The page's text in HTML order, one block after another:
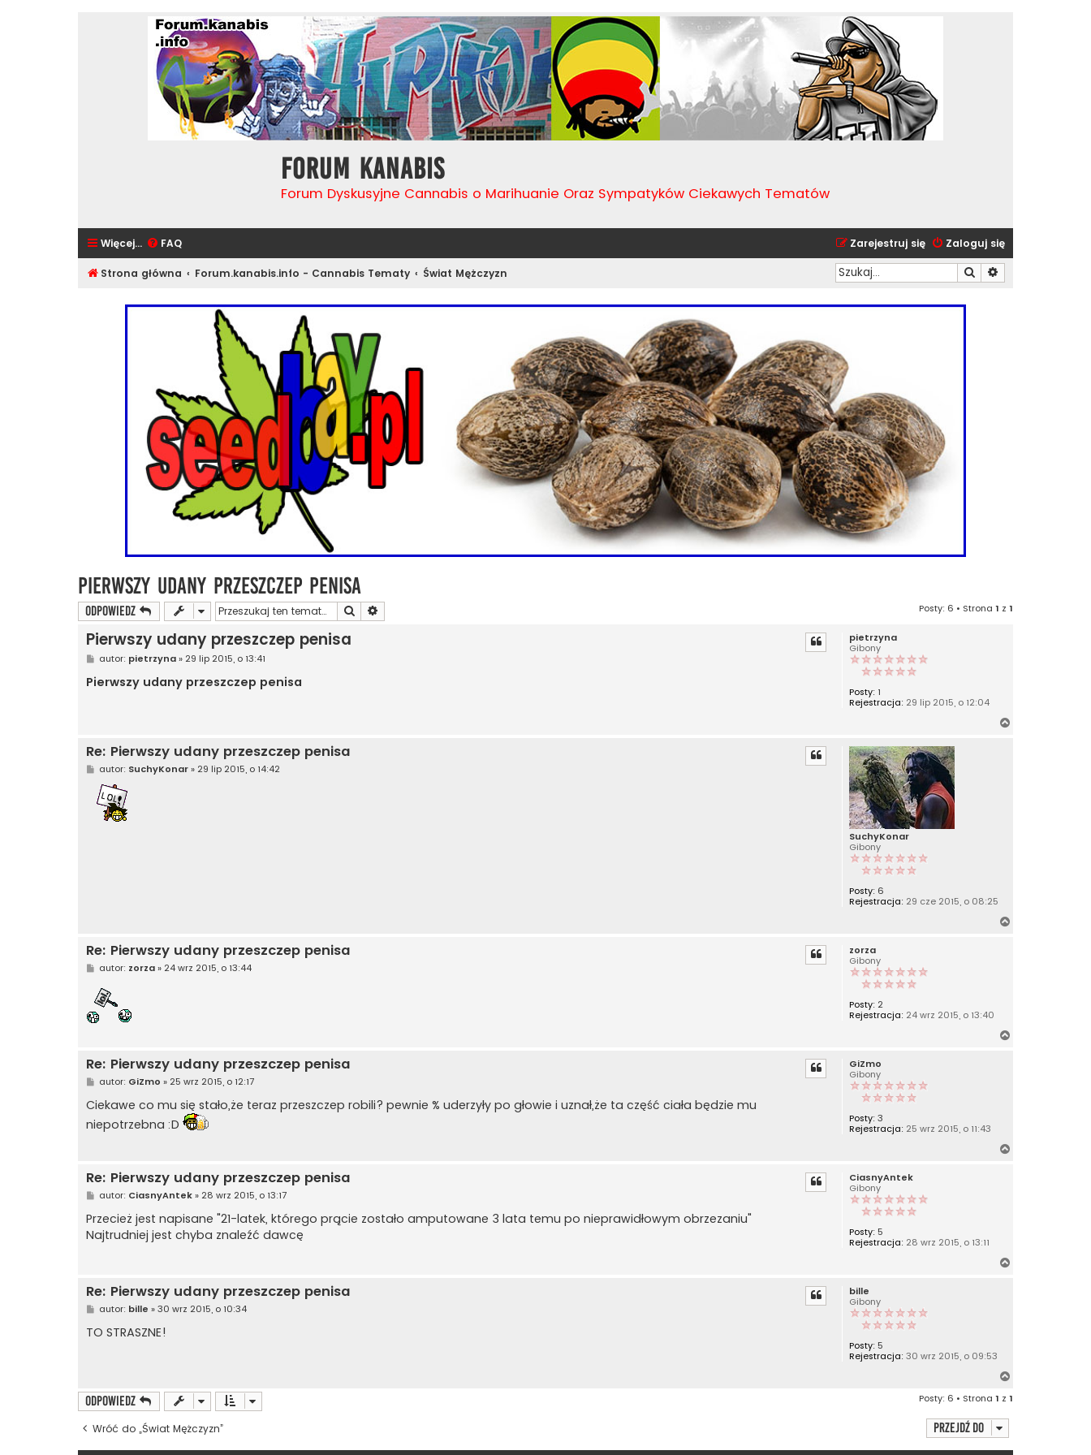
Forum Kanabis
Forum Dyskusyjne Cannabis o Marihuanie Oraz Sympatyków Ciekawych Tematów
Więcej… FAQ Zaloguj się
Zarejestruj się
Strona główna Forum.kanabis.info - Cannabis Tematy Świat Mężczyzn Szukaj
Pierwszy udany przeszczep penisa
ODPOWIEDZ Szukaj Posty: 6 • Strona 1 z 1
pietrzyna
Gibony
Posty: 1
Rejestracja: 29 lip 2015, o 12:04
Pierwszy udany przeszczep penisa
P
s
t
autor: pietrzyna» 29 lip 2015, o 13:41
Pierwszy udany przeszczep penisa
SuchyKonar
Gibony
Posty: 6
Rejestracja: 29 cze 2015, o 08:25
Re: Pierwszy udany przeszczep penisa
P
s
t
autor: SuchyKonar» 29 lip 2015, o 14:42
zorza
Gibony
Posty: 2
Rejestracja: 24 wrz 2015, o 13:40
Re: Pierwszy udany przeszczep penisa
P
s
t
autor: zorza» 24 wrz 2015, o 13:44
GiZmo
Gibony
Posty: 3
Rejestracja: 25 wrz 2015, o 11:43
Re: Pierwszy udany przeszczep penisa
P
s
t
autor: GiZmo » 25 wrz 2015, o 12:17
Ciekawe co mu się stało,że teraz przeszczep robili? pewnie % uderzyły po głowie i uznał,że ta część ciała będzie mu
niepotrzebna :D
CiasnyAntek
Gibony
Posty: 5
Rejestracja: 28 wrz 2015, o 13:11
Re: Pierwszy udany przeszczep penisa
P
s
t
autor: CiasnyAntek» 28 wrz 2015, o 13:17
Przecież jest napisane "21-latek, którego prącie zostało amputowane 3 lata temu po nieprawidłowym obrzezaniu"
Najtrudniej jest chyba znaleźć dawcę
bille
Gibony
Posty: 5
Rejestracja: 30 wrz 2015, o 09:53
Re: Pierwszy udany przeszczep penisa
P
s
t
autor: bille »30 wrz 2015, o 10:34
TO STRASZNE!
ę
ODPOWIEDZ Posty: 6 • Strona 1 z 1
Wróć do „Świat Mężczyzn” Przejdź do